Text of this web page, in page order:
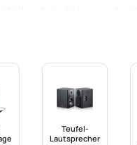
wie
Teufel-
Lautsprecher